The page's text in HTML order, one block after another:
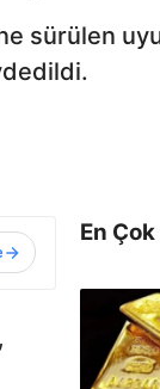
sürülen
En